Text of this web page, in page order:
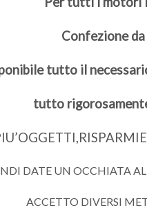
Confezione
tutto il
tutto
DATE UN OCCHIATA
ACCETTO DIVERSI